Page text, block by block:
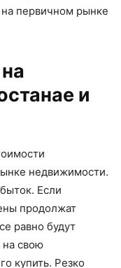
первичном рынке
и
недвижимости.
Если
продолжат
равно будут
на свою
купить. Резко